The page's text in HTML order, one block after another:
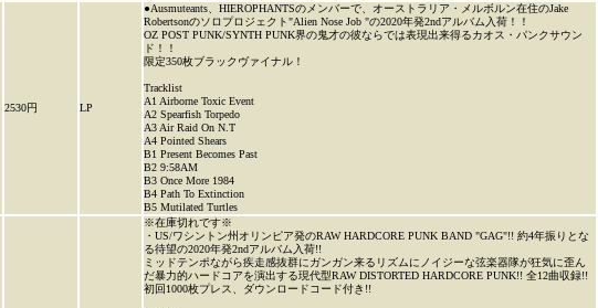
2530円 LP
●Ausmuteants、HIEROPHANTSのメンバーで、オーストラリア・メルボルン在住のJake
Robertsonのソロプロジェクト"Alien Nose Job "の2020年発2ndアルバム入荷！！
OZ POST PUNK/SYNTH PUNK界の鬼才の彼ならでは表現出来得るカオス・パンクサウン
ド！！
限定350枚ブラックヴァイナル！
Tracklist
A1 Airborne Toxic Event
A2 Spearfish Torpedo
A3 Air Raid On N.T
A4 Pointed Shears
B1 Present Becomes Past
B2 9:58AM
B3 Once More 1984
B4 Path To Extinction
B5 Mutilated Turtles
※在庫切れです※
・US/ワシントン州オリンピア発のRAW HARDCORE PUNK BAND "GAG"!! 約4年振りとな
る待望の2020年発2ndアルバム入荷!!
ミッドテンポながら疾走感抜群にガンガン来るリズムにノイジーな弦楽器隊が狂気に歪ん
だ暴力的ハードコアを演出する現代型RAW DISTORTED HARDCORE PUNK!! 全12曲収録!!
初回1000枚プレス、ダウンロードコード付き!!